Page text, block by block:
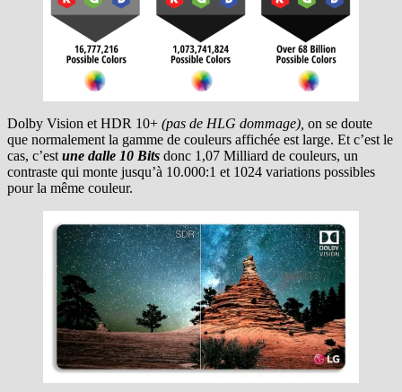
Dolby Vision et HDR 10+ (pas de HLG dommage), on se doute
que normalement la gamme de couleurs affichée est large. Et c’est le
cas, c’est une dalle 10 Bits donc 1,07 Milliard de couleurs, un
contraste qui monte jusqu’à 10.000:1 et 1024 variations possibles
pour la même couleur.